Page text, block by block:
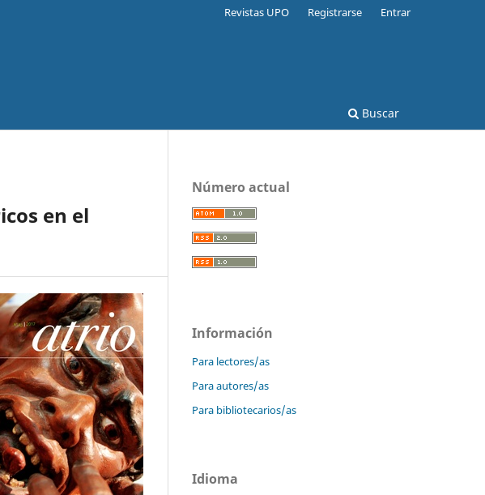
Buscar
Revistas UPO Registrarse Entrar
en el
Número actual
Información
Para lectores/as
Para autores/as
Para bibliotecarios/as
Idioma